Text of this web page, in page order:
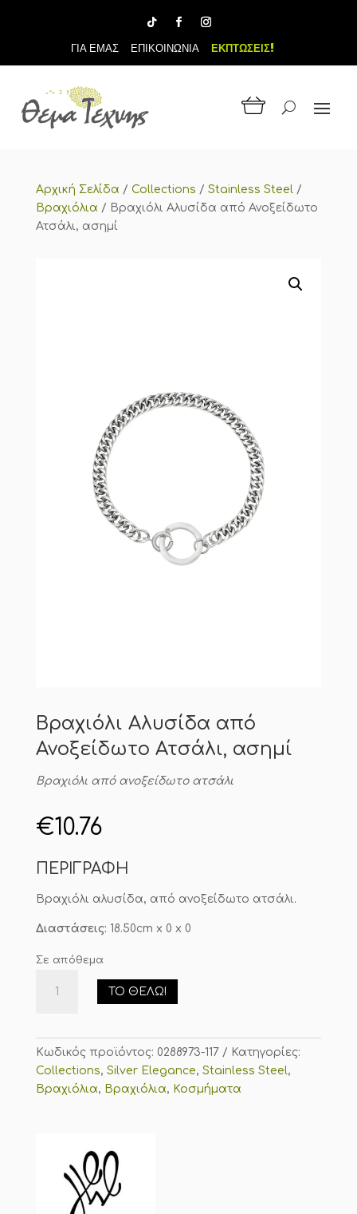
ΓΙΑ ΕΜΑΣ ΕΠΙΚΟΙΝΩΝΙΑ ΕΚΠΤΩΣΕΙΣ!
Αρχική Σελίδα / Collections / Stainless Steel /
Βραχιόλια / Βραχιόλι Αλυσίδα από Ανοξείδωτο
Ατσάλι, ασημί
Βραχιόλι Αλυσίδα από
Ανοξείδωτο Ατσάλι, ασημί
Βραχιόλι από ανοξείδωτο ατσάλι
€10.76
ΠΕΡΙΓΡΑΦΗ
Βραχιόλι αλυσίδα, από ανοξείδωτο ατσάλι.
Διαστάσεις: 18.50cm x 0 x 0
Σε απόθεμα
Αλυσίδα
Ατσάλι,
ασημί
ποσότητα
ΤΟ ΘΈΛΩ!
Κωδικός προϊόντος: 0288973-117
Κατηγορίες:
Collections, Silver Elegance, Stainless Steel,
Βραχιόλια, Βραχιόλια, Κοσμήματα